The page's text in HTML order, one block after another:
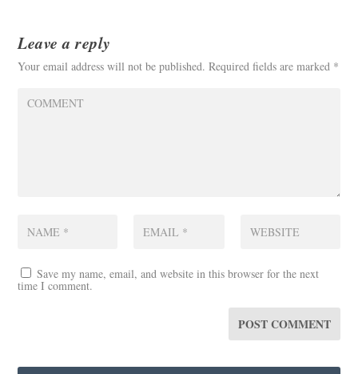
Leave a reply
Your email address will not be published. Required fields are marked *
Save my name, email, and website in this browser for the next
time I comment.